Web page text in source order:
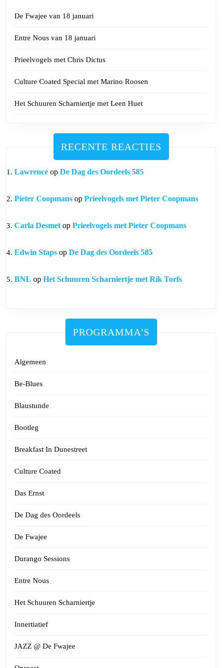
De Fwajee van 18 januari
Entre Nous van 18 januari
Prieelvogels met Chris Dictus
Culture Coated Special met Marino Roosen
Het Schuuren Scharniertje met Leen Huet
RECENTE REACTIES
Lawrence op De Dag des Oordeels 585
Pieter Coopmans op Prieelvogels met Pieter Coopmans
Carla Desmetop Prieelvogels met Pieter Coopmans
Edwin Staps op De Dag des Oordeels 585
BNL op Het Schuuren Scharniertje met Rik Torfs
PROGRAMMA'S
Algemeen
Be-Blues
Blaustunde
Bootleg
Breakfast In Dunestreet
Culture Coated
Das Ernst
De Dag des Oordeels
De Fwajee
Durango Sessions
Entre Nous
Het Schuuren Scharniertje
Innertiatief
JAZZ @ De Fwajee